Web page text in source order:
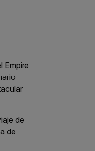
Empire
de
de